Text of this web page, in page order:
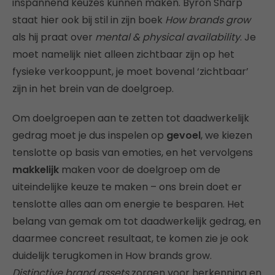
staat hier ook bij stil in zijn boek How brands grow
als hij praat over mental & physical availability. Je
moet namelijk niet alleen zichtbaar zijn op het
fysieke verkooppunt, je moet bovenal ‘zichtbaar’
zijn in het brein van de doelgroep.
Om doelgroepen aan te zetten tot daadwerkelijk
gedrag moet je dus inspelen op gevoel, we kiezen
tenslotte op basis van emoties, en het vervolgens
makkelijk maken voor de doelgroep om de
uiteindelijke keuze te maken – ons brein doet er
tenslotte alles aan om energie te besparen. Het
belang van gemak om tot daadwerkelijk gedrag, en
daarmee concreet resultaat, te komen zie je ook
duidelijk terugkomen in How brands grow.